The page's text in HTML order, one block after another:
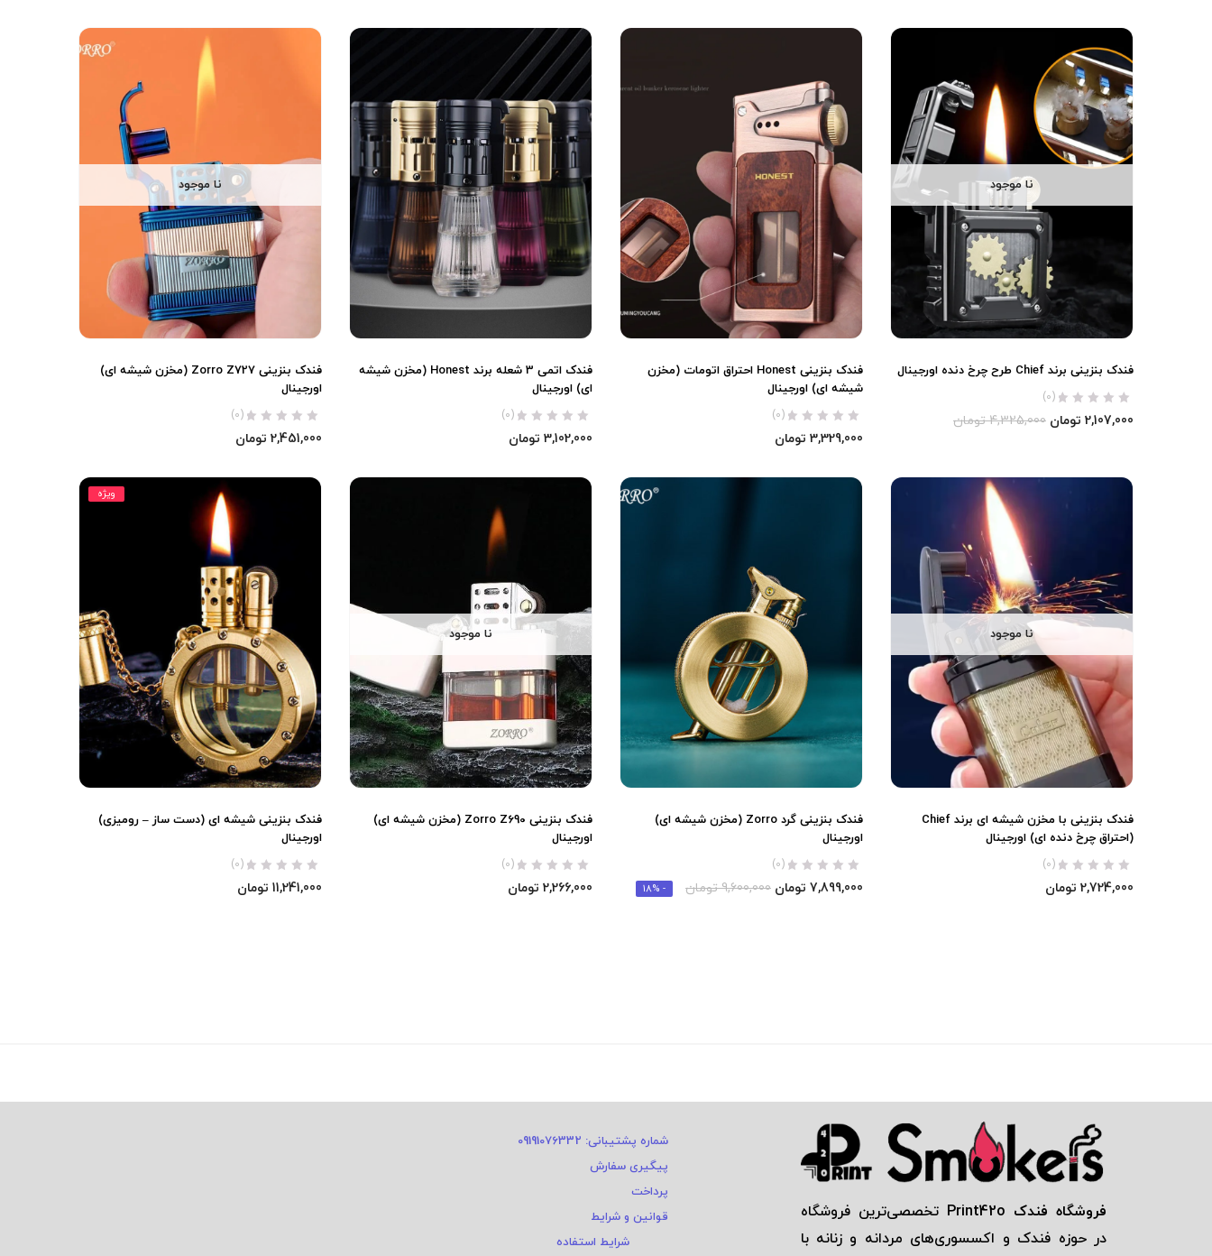
نا موجود
فندک بنزینی برند Chief طرح چرخ دنده اورجینال
(0)
2,107,000 تومان 4,325,000 تومان
فندک بنزینی Honest احتراق اتومات (مخزن
شیشه ای) اورجینال
(0)
3,329,000 تومان
فندک اتمی 3 شعله برند Honest (مخزن شیشه
ای) اورجینال
(0)
3,102,000 تومان
نا موجود
فندک بنزینی Zorro Z727 (مخزن شیشه ای)
اورجینال
(0)
2,451,000 تومان
نا موجود
فندک بنزینی با مخزن شیشه ای برند Chief
(احتراق چرخ دنده ای) اورجینال
(0)
2,724,000 تومان
فندک بنزینی گرد Zorro (مخزن شیشه ای)
اورجینال
(0)
7,899,000 تومان 9,600,000 تومان - 18%
نا موجود
فندک بنزینی Zorro Z690 (مخزن شیشه ای)
اورجینال
(0)
2,266,000 تومان
ویژه
فندک بنزینی شیشه ای (دست ساز – رومیزی)
اورجینال
(0)
11,241,000 تومان
فروشگاه فندک Print42o
تخصصی‌ترين فروشگاه
در حوزه فندک و اكسسوری‌های مردانه و زنانه با
شماره پشتیبانی: 09191076332
پیگیری سفارش
پرداخت
قوانین و شرایط
شرایط استفاده